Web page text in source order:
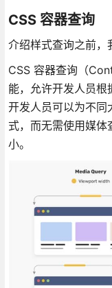
CSS 容器查询
介绍样式查询之前，
CSS 容器查询（
能，允许开发人员根
开发人员可以为不同
式，而无需使用媒
小。